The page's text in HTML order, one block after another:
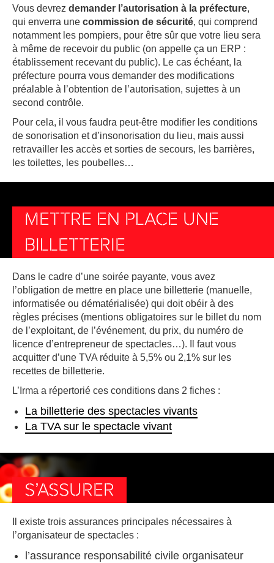
Vous devrez demander l’autorisation à la préfecture,
qui enverra une commission de sécurité, qui comprend
notamment les pompiers, pour être sûr que votre lieu sera
à même de recevoir du public (on appelle ça un ERP :
établissement recevant du public). Le cas échéant, la
préfecture pourra vous demander des modifications
préalable à l’obtention de l’autorisation, sujettes à un
second contrôle.
Pour cela, il vous faudra peut-être modifier les conditions
de sonorisation et d’insonorisation du lieu, mais aussi
retravailler les accès et sorties de secours, les barrières,
les toilettes, les poubelles…
METTRE EN PLACE UNE
BILLETTERIE
Dans le cadre d’une soirée payante, vous avez
l’obligation de mettre en place une billetterie (manuelle,
informatisée ou dématérialisée) qui doit obéir à des
règles précises (mentions obligatoires sur le billet du nom
de l’exploitant, de l’événement, du prix, du numéro de
licence d’entrepreneur de spectacles…). Il faut vous
acquitter d’une TVA réduite à 5,5% ou 2,1% sur les
recettes de billetterie.
L’Irma a répertorié ces conditions dans 2 fiches :
La billetterie des spectacles vivants
La TVA sur le spectacle vivant
S’ASSURER
Il existe trois assurances principales nécessaires à
l’organisateur de spectacles :
l’assurance responsabilité civile organisateur